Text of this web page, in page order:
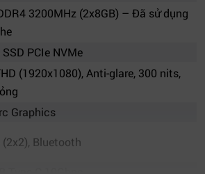
3200MHz (2x8GB) – Đã sử dụng
PCIe NVMe
(1920x1080), Anti-glare, 300 nits,
Graphics
(2x2), Bluetooth